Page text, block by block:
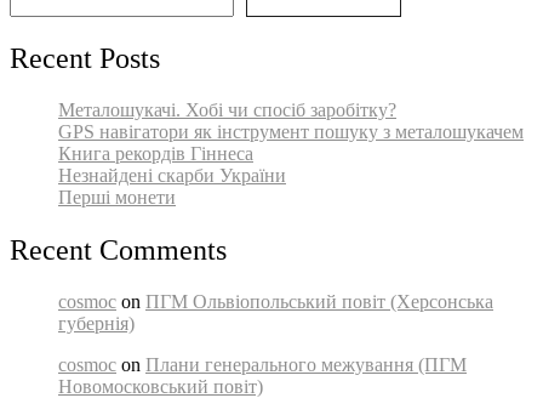
Recent Posts
Металошукачі. Хобі чи спосіб заробітку?
GPS навігатори як інструмент пошуку з металошукачем
Книга рекордів Гіннеса
Незнайдені скарби України
Перші монети
Recent Comments
cosmoc on ПГМ Ольвіопольський повіт (Херсонська
губернія)
cosmoc on Плани генерального межування (ПГМ
Новомосковський повіт)